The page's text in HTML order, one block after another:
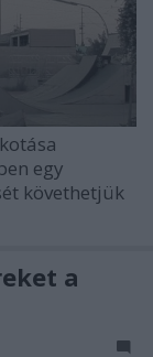
egy
követhetjük
a